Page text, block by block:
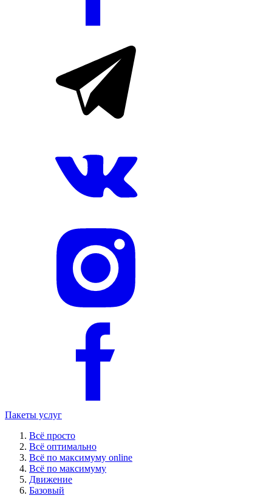
Пакеты услуг
Всё просто
Всё оптимально
Всё по максимуму online
Всё по максимуму
Движение
Базовый